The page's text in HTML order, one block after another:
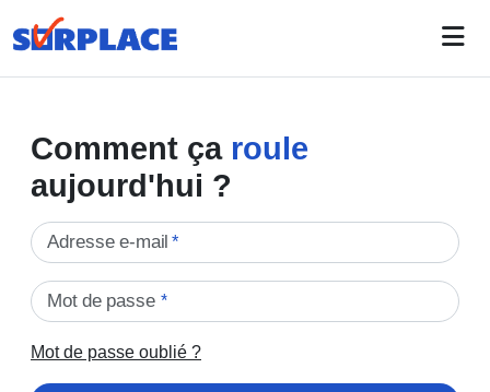
Comment ça roule
aujourd'hui ?
Adresse e-mail *
Mot de passe *
Mot de passe oublié ?